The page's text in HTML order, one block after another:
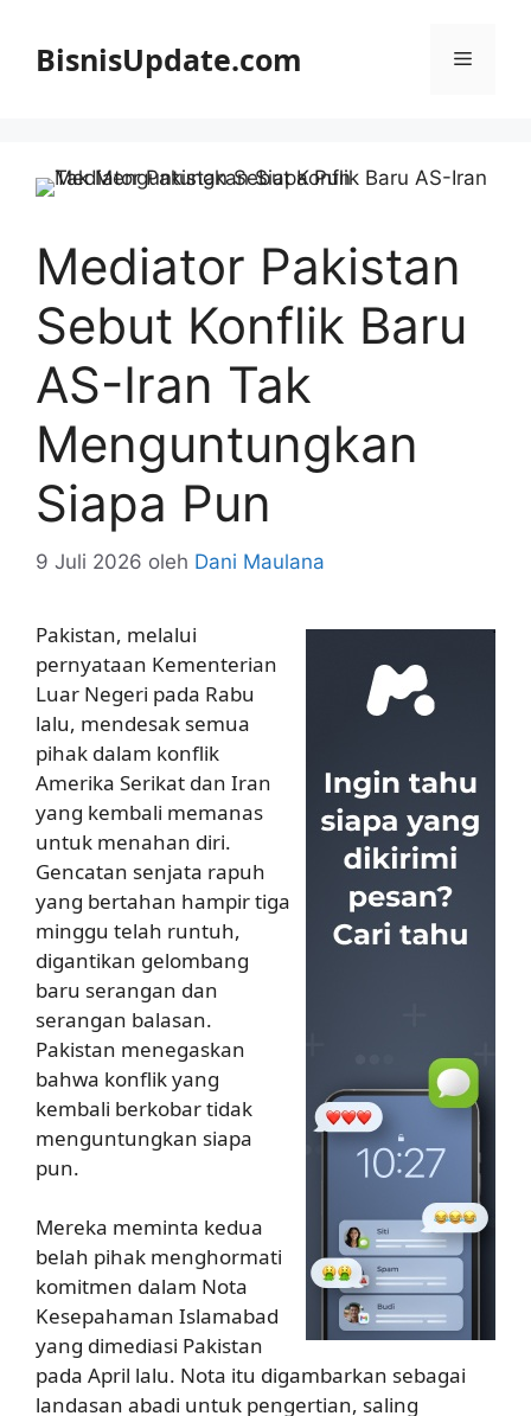
BisnisUpdate.com Menu
Mediator Pakistan
Sebut Konflik Baru
AS-Iran Tak
Menguntungkan
Siapa Pun
9 Juli 2026 oleh Dani Maulana
Pakistan, melalui
pernyataan Kementerian
Luar Negeri pada Rabu
lalu, mendesak semua
pihak dalam konflik
Amerika Serikat dan Iran
yang kembali memanas
untuk menahan diri.
Gencatan senjata rapuh
yang bertahan hampir tiga
minggu telah runtuh,
digantikan gelombang
baru serangan dan
serangan balasan.
Pakistan menegaskan
bahwa konflik yang
kembali berkobar tidak
menguntungkan siapa
pun.
Mereka meminta kedua
belah pihak menghormati
komitmen dalam Nota
Kesepahaman Islamabad
yang dimediasi Pakistan
pada April lalu. Nota itu digambarkan sebagai
landasan abadi untuk pengertian, saling